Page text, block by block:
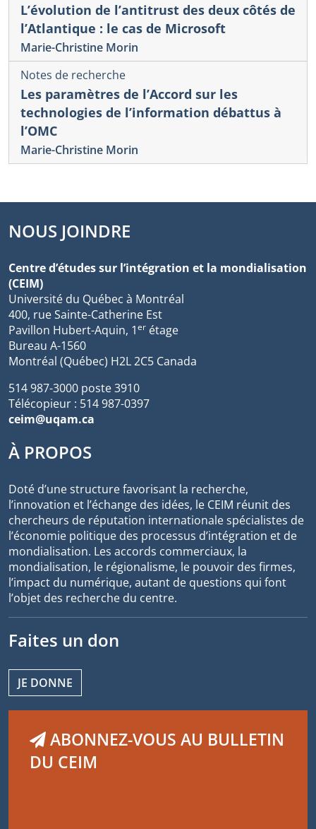
L’évolution de l’antitrust des deux côtés de
l’Atlantique : le cas de Microsoft
Marie-Christine Morin
Notes de recherche
Les paramètres de l’Accord sur les
technologies de l’information débattus à
l’OMC
Marie-Christine Morin
NOUS JOINDRE
Centre d’études sur l’intégration et la mondialisation
(CEIM)
Université du Québec à Montréal
400, rue Sainte-Catherine Est
Pavillon Hubert-Aquin, 1er étage
Bureau A-1560
Montréal (Québec) H2L 2C5 Canada
514 987-3000 poste 3910
Télécopieur : 514 987-0397
ceim@uqam.ca
À PROPOS
Doté d’une structure favorisant la recherche,
l’innovation et l’échange des idées, le CEIM réunit des
chercheurs de réputation internationale spécialistes de
l’économie politique des processus d’intégration et de
mondialisation. Les accords commerciaux, la
mondialisation, le régionalisme, le pouvoir des firmes,
l’impact du numérique, autant de questions qui font
l’objet des recherche du centre.
Faites un don
JE DONNE
ABONNEZ-VOUS AU BULLETIN
DU CEIM